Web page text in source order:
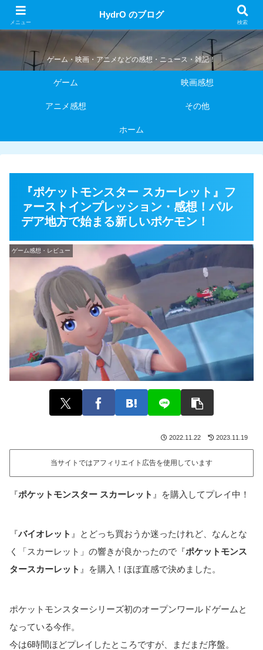
HydrO のブログ
ゲーム・映画・アニメなどの感想・ニュース・雑記！
ゲーム 映画感想
アニメ感想 その他
ホーム
『ポケットモンスター スカーレット』フ
ァーストインプレッション・感想！パル
デア地方で始まる新しいポケモン！
ゲーム感想・レビュー
2022.11.22 2023.11.19
当サイトではアフィリエイト広告を使用しています
『ポケットモンスター スカーレット 』を購入してプレイ中！
『バイオレット 』とどっち買おうか迷ったけれど、なんとな
く「スカーレット」の響きが良かったので『ポケットモンス
タースカーレット 』を購入！ほぼ直感で決めました。
ポケットモンスターシリーズ初のオープンワールドゲームと
なっている今作。
今は6時間ほどプレイしたところですが、まだまだ序盤。
メニュー
HydrO のブログ
検索